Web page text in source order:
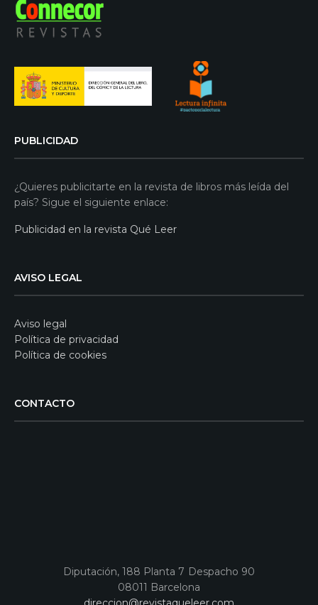
PUBLICIDAD
¿Quieres publicitarte en la revista de libros más leída del
país? Sigue el siguiente enlace:
Publicidad en la revista Qué Leer
AVISO LEGAL
Aviso legal
Política de privacidad
Política de cookies
CONTACTO
Diputación, 188 Planta 7 Despacho 90
08011 Barcelona